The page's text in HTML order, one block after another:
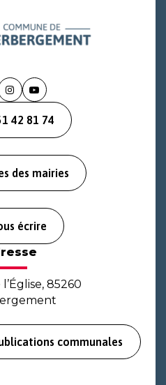
Lien
le
compte
Lien
la
chaîne
42 81 74
des mairies
écrire
85260
communales